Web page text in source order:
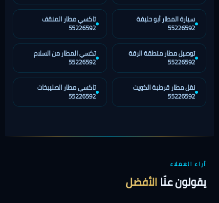
سيارة المطار أبو حليفة
55226592
تاكسي مطار المنقف
55226592
توصيل مطار منطقة الرقة
55226592
تكسي المطار من السلام
55226592
نقل مطار قرطبة الكويت
55226592
تاكسي مطار الصليبخات
55226592
آراء العملاء
يقولون عنّاالأفضل